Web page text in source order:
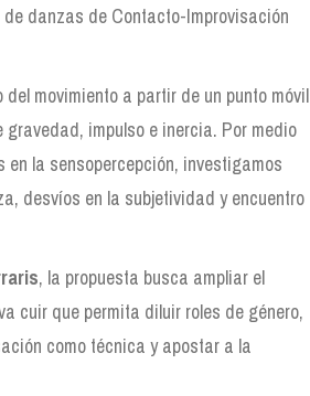
danzas de Contacto-Improvisación
movimiento a partir de un punto móvil
impulso e inercia. Por medio
la sensopercepción, investigamos
desvíos en la subjetividad y encuentro
, la propuesta busca ampliar el
cuir que permita diluir roles de género,
como técnica y apostar a la